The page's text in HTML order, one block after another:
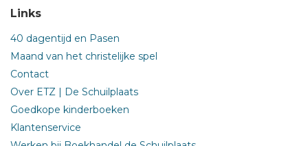
Links
40 dagentijd en Pasen
Maand van het christelijke spel
Contact
Over ETZ | De Schuilplaats
Goedkope kinderboeken
Klantenservice